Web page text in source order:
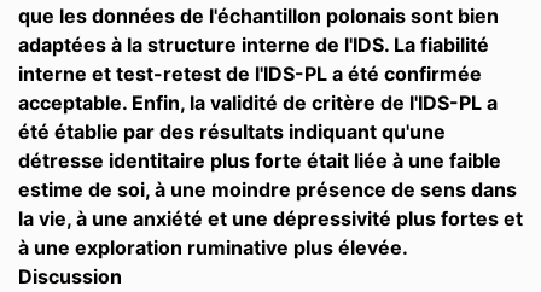
que les données de l'échantillon polonais sont bien
adaptées à la structure interne de l'IDS. La fiabilité
interne et test-retest de l'IDS-PL a été confirmée
acceptable. Enfin, la validité de critère de l'IDS-PL a
été établie par des résultats indiquant qu'une
détresse identitaire plus forte était liée à une faible
estime de soi, à une moindre présence de sens dans
la vie, à une anxiété et une dépressivité plus fortes et
à une exploration ruminative plus élevée.
Discussion